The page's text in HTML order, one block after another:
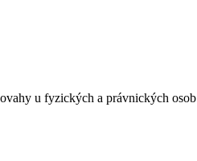
u fyzických a právnických osob